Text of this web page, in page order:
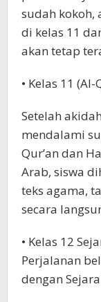
sudah kokoh,
di kelas 11
akan tetap
• Kelas 11
Setelah
mendalami
Qur’an dan
Arab, siswa
teks agama,
secara
• Kelas 12
Perjalanan
dengan